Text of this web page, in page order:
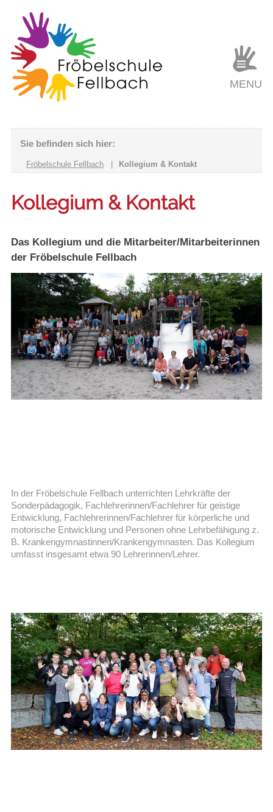
MENU
Sie befinden sich hier:
Fröbelschule Fellbach| Kollegium & Kontakt
Kollegium & Kontakt
Das Kollegium und die Mitarbeiter/Mitarbeiterinnen
der Fröbelschule Fellbach
In der Fröbelschule Fellbach unterrichten Lehrkräfte der
Sonderpädagogik, Fachlehrerinnen/Fachlehrer für geistige
Entwicklung, Fachlehrerinnen/Fachlehrer für körperliche und
motorische Entwicklung und Personen ohne Lehrbefähigung z.
B. Krankengymnastinnen/Krankengymnasten. Das Kollegium
umfasst insgesamt etwa 90 Lehrerinnen/Lehrer.